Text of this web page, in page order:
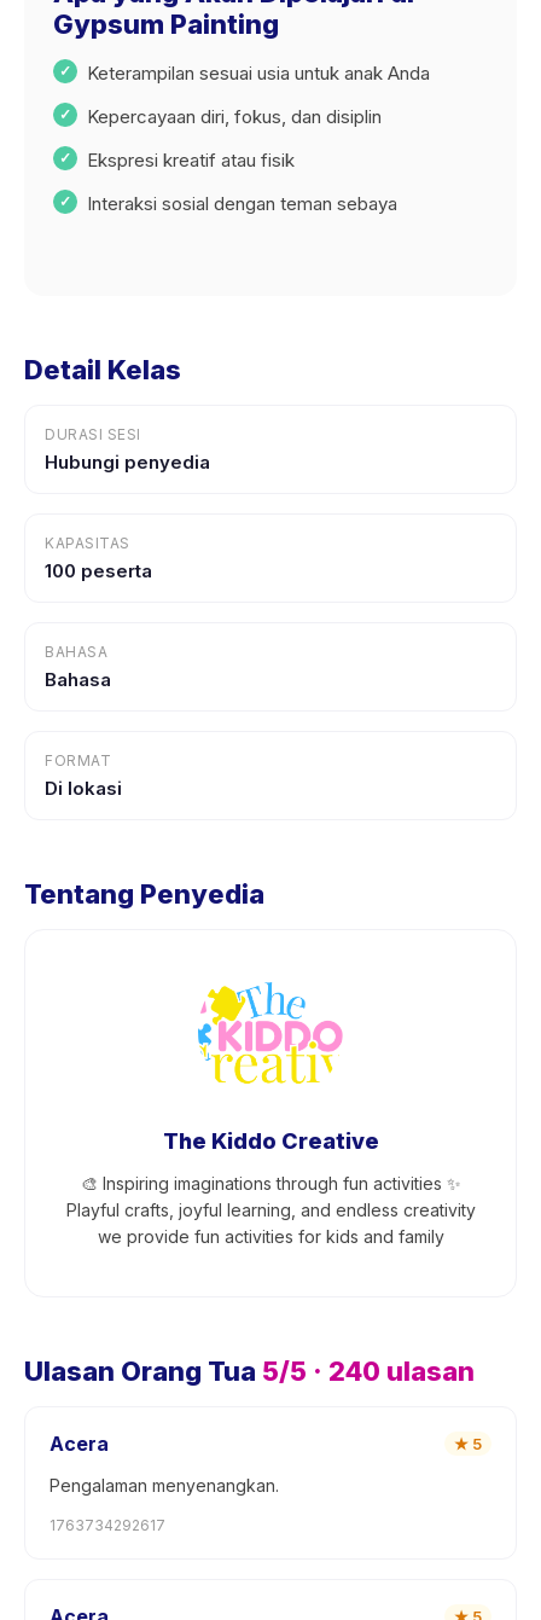
Gypsum Painting
Keterampilan sesuai usia untuk anak Anda
Kepercayaan diri, fokus, dan disiplin
Ekspresi kreatif atau fisik
Interaksi sosial dengan teman sebaya
Detail Kelas
DURASI SESI
Hubungi penyedia
KAPASITAS
100 peserta
BAHASA
Bahasa
FORMAT
Di lokasi
Tentang Penyedia
The Kiddo Creative
🎨 Inspiring imaginations through fun activities ✨
Playful crafts, joyful learning, and endless creativity
we provide fun activities for kids and family
Ulasan Orang Tua 5/5 · 240 ulasan
Acera ★ 5
Pengalaman menyenangkan.
1763734292617